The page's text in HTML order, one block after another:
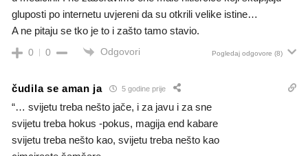
gluposti po internetu uvjereni da su otkrili velike istine…
A ne pitaju se tko je to i zašto tamo stavio.
0 0 Odgovori Pogledaj odgovore (8)
čudila se aman ja 5 godine prije
“… svijetu treba nešto jače, i za javu i za sne
svijetu treba hokus -pokus, magija end kabare
svijetu treba nešto kao, svijetu treba nešto kao